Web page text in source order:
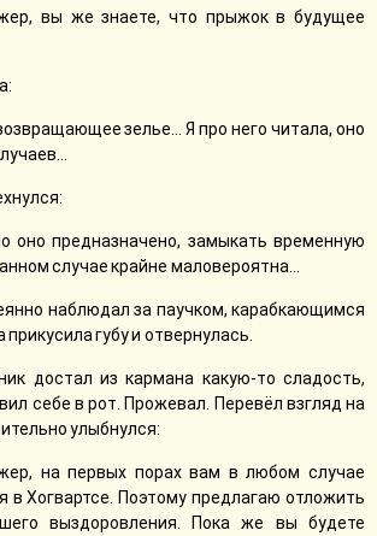
вы же знаете, что прыжок в будущее
зелье… Я про него читала, оно
оно предназначено, замыкать временную
случае крайне маловероятна…
наблюдал за паучком, карабкающимся
губу и отвернулась.
достал из кармана какую-то сладость,
себе в рот. Прожевал. Перевёл взгляд на
улыбнулся:
на первых порах вам в любом случае
в Хогвартсе. Поэтому предлагаю отложить
выздоровления. Пока же вы будете